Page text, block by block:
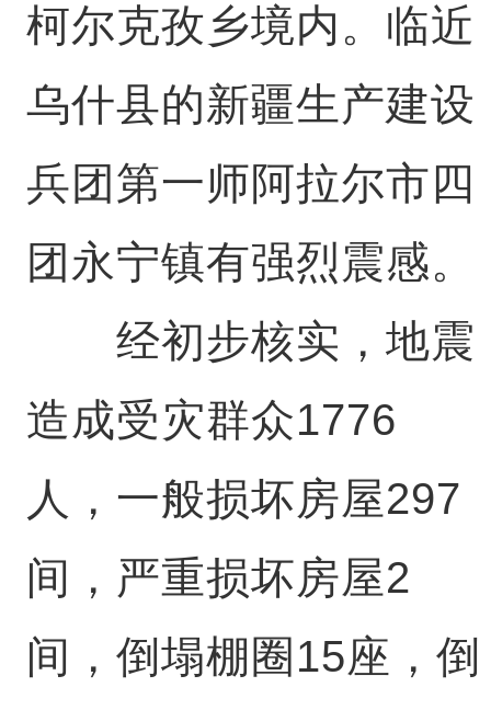
柯尔克孜乡境内。临近
乌什县的新疆生产建设
兵团第一师阿拉尔市四
团永宁镇有强烈震感。
经初步核实，地震
造成受灾群众1776
人，一般损坏房屋297
间，严重损坏房屋2
间，倒塌棚圈15座，倒